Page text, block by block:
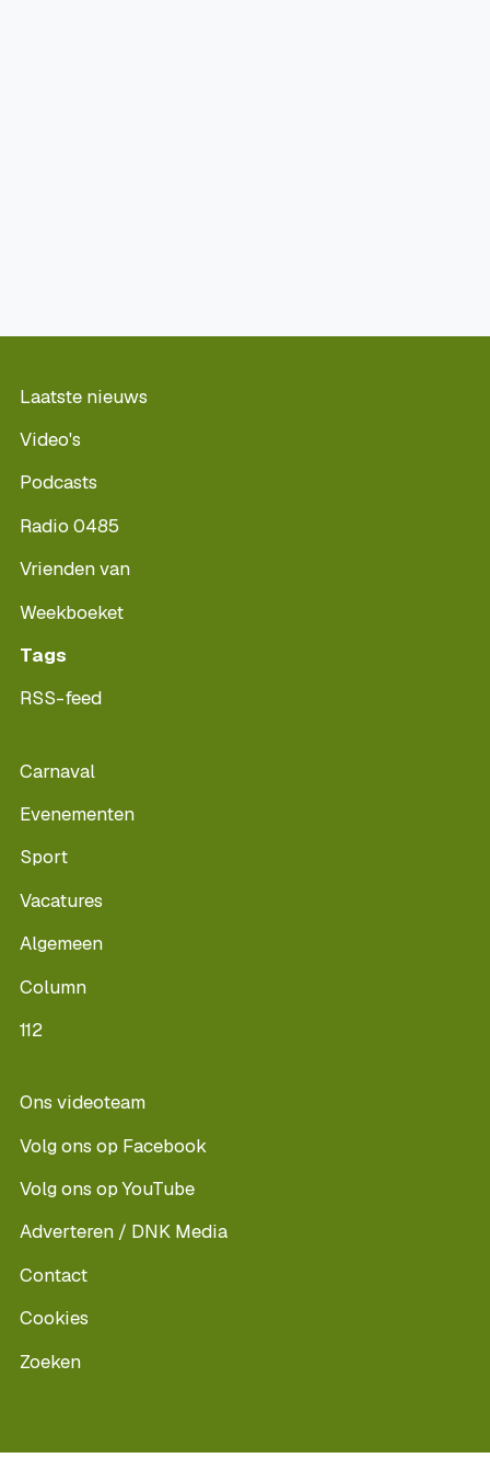
Laatste nieuws
Video's
Podcasts
Radio 0485
Vrienden van
Weekboeket
Tags
RSS-feed
Carnaval
Evenementen
Sport
Vacatures
Algemeen
Column
112
Ons videoteam
Volg ons op Facebook
Volg ons op YouTube
Adverteren / DNK Media
Contact
Cookies
Zoeken